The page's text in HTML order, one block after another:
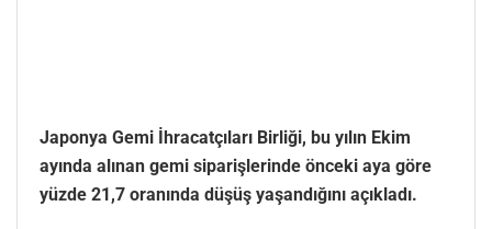
Japonya Gemi İhracatçıları Birliği, bu yılın Ekim
ayında alınan gemi siparişlerinde önceki aya göre
yüzde 21,7 oranında düşüş yaşandığını açıkladı.